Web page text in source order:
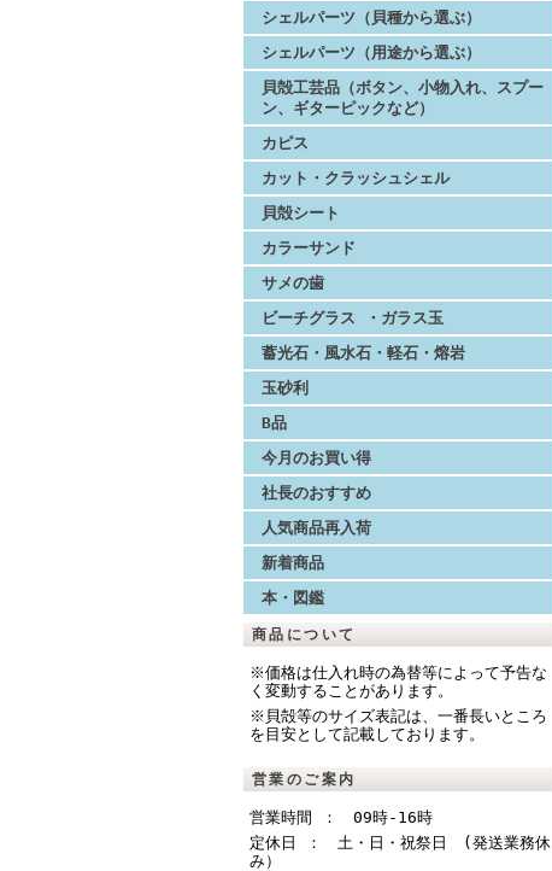
シェルパーツ（貝種から選ぶ）
シェルパーツ（用途から選ぶ）
貝殻工芸品（ボタン、小物入れ、スプー
ン、ギターピックなど）
カピス
カット・クラッシュシェル
貝殻シート
カラーサンド
サメの歯
ビーチグラス ・ガラス玉
蓄光石・風水石・軽石・熔岩
玉砂利
B品
今月のお買い得
社長のおすすめ
人気商品再入荷
新着商品
本・図鑑
商品について
※価格は仕入れ時の為替等によって予告な
く変動することがあります。
※貝殻等のサイズ表記は、一番長いところ
を目安として記載しております。
営業のご案内
営業時間 ： 09時-16時
定休日 ： 土・日・祝祭日 (発送業務休
み）